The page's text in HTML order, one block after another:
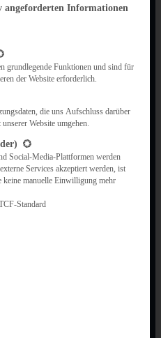
angeforderten Informationen
für die eine Einwilligung erteilt werden
grundlegende Funktionen und sind für
der Website erforderlich.
die uns Aufschluss darüber
Website umgehen.
Social-Media-Plattformen werden
Services akzeptiert werden, ist
manuelle Einwilligung mehr
Standard